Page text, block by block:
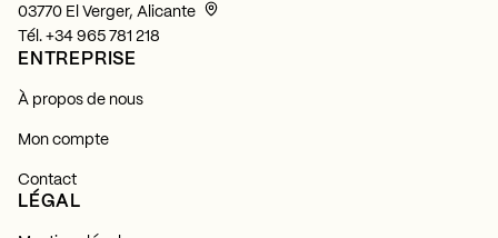
03770 El Verger, Alicante
Tél. +34 965 781 218
ENTREPRISE
À propos de nous
Mon compte
Contact
LÉGAL